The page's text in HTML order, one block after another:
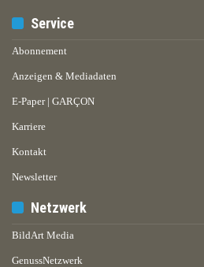
Service
Abonnement
Anzeigen & Mediadaten
E-Paper | GARÇON
Karriere
Kontakt
Newsletter
Netzwerk
BildArt Media
GenussNetzwerk